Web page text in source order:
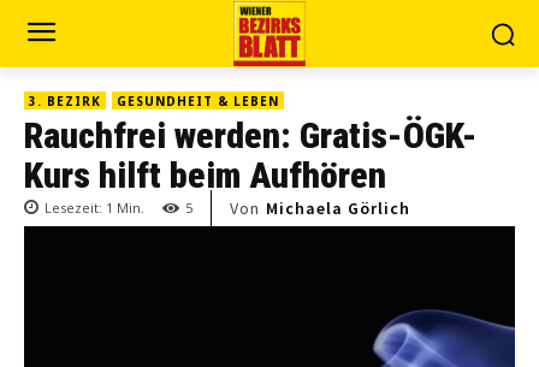
3. BEZIRK GESUNDHEIT & LEBEN
Rauchfrei werden: Gratis-ÖGK-
Kurs hilft beim Aufhören
Lesezeit: 1 Min. 5 Von Michaela Görlich